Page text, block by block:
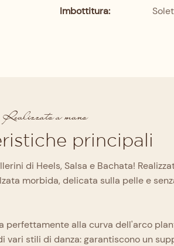
Imbottitura:
Realizzato a mano
principali
di Heels, Salsa e Bachata!
morbida, delicata sulla pelle e
alla curva dell'arco
vari stili di danza: garantiscono un